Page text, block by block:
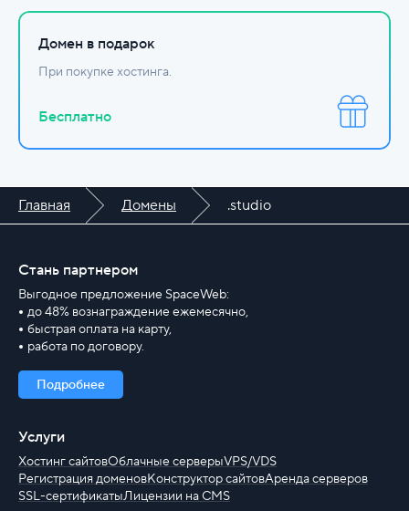
Домен в подарок
При покупке хостинга.
Бесплатно
Главная Домены .studio
Стань партнером
Выгодное предложение SpaceWeb:
до 48% вознаграждение ежемесячно,
быстрая оплата на карту,
работа по договору.
Подробнее
Услуги
Хостинг сайтовОблачные серверыVPS/VDS
Регистрация доменовКонструктор сайтовАренда серверов
SSL-сертификатыЛицензии на CMS